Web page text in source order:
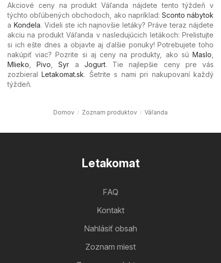
Akciové ceny na produkt Váľanda nájdete tento týždeň v
týchto obľúbenýchobchodoch, ako napríklad: Sconto nábytok
a Kondela. Videli ste ich najnovšie letáky? Práve teraz nájdete
akciu na produkt Váľanda v nasledujúcich letákoch: Prelistujte
si ich ešte dnes a objavte aj ďalšie ponuky! Potrebujete toho
nakúpiť viac? Pozrite si aj ceny na produkty, ako sú Maslo
Mlieko ,Pivo ,Syr a Jogurt. Tie najlepšie ceny pre vás
zozbieralLetakomat.sk. Šetrite s nami pri nakupovaní každý
týždeň.
Domov Zoznam produktov Váľanda
Letakomat
FAQ
Kontakt
Nahlásiť obsah
Zoznam miest